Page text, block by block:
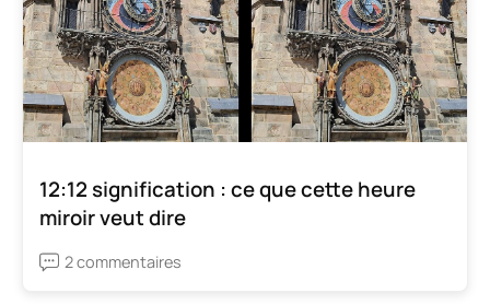
12:12 signification : ce que cette heure
miroir veut dire
2 commentaires